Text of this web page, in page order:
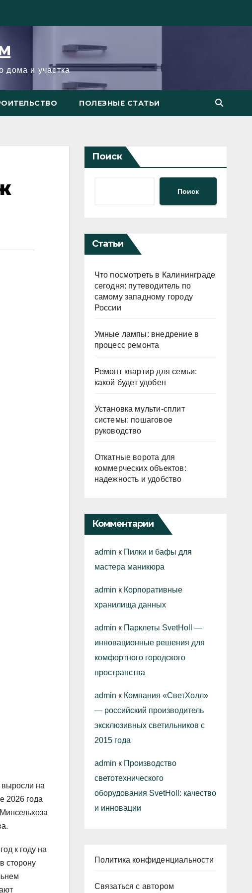
дома и участка
ПОЛЕЗНЫЕ СТАТЬИ
выросли на
2026 года
к году на
сторону
Поиск
Поиск
Статьи
Что посмотреть в Калининграде
сегодня: путеводитель по
самому западному городу
России
Умные лампы: внедрение в
процесс ремонта
Ремонт квартир для семьи:
какой будет удобен
Установка мульти-сплит
системы: пошаговое
руководство
Откатные ворота для
коммерческих объектов:
надежность и удобство
Комментарии
admin к Пилки и бафы для
мастера маникюра
admin к Корпоративные
хранилища данных
admin к Парклеты SvetHoll —
инновационные решения для
комфортного городского
пространства
admin к Компания «СветХолл»
— российский производитель
эксклюзивных светильников с
2015 года
admin к Производство
светотехнического
оборудования SvetHoll: качество
и инновации
Политика конфиденциальности
Связаться с автором